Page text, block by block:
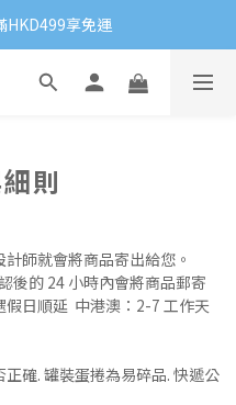
HKD499享免運
則
師就會將商品寄出給您。
後的 24 小時內會將商品郵寄
假日順延 中港澳：2-7 工作天
確. 罐裝蛋捲為易碎品. 快遞公